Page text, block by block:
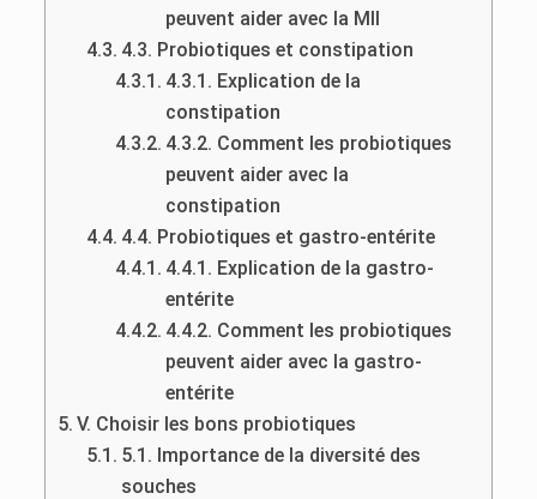
peuvent aider avec la MII
4.3. Probiotiques et constipation
4.3.1. Explication de la
constipation
4.3.2. Comment les probiotiques
peuvent aider avec la
constipation
4.4. Probiotiques et gastro-entérite
4.4.1. Explication de la gastro-
entérite
4.4.2. Comment les probiotiques
peuvent aider avec la gastro-
entérite
V. Choisir les bons probiotiques
5.1. Importance de la diversité des
souches